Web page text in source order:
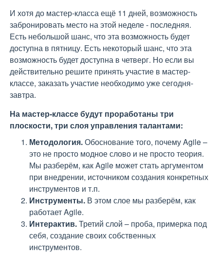
И хотя до мастер-класса ещё 11 дней, возможность
забронировать место на этой неделе - последняя.
Есть небольшой шанс, что эта возможность будет
доступна в пятницу. Есть некоторый шанс, что эта
возможность будет доступна в четверг. Но если вы
действительно решите принять участие в мастер-
классе, заказать участие необходимо уже сегодня-
завтра.
На мастер-классе будут проработаны три
плоскости, три слоя управления талантами:
Методология.Обоснование того, почему Agile –
это не просто модное слово и не просто теория.
Мы разберём, как Agile может стать аргументом
при внедрении, источником создания конкретных
инструментов и т.п.
Инструменты. В этом слое мы разберём, как
работает Agile.
Интерактив.Третий слой – проба, примерка под
себя, создание своих собственных
инструментов.